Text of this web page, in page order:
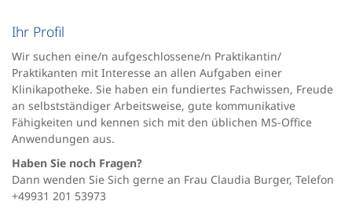
Ihr Profil
Wir suchen eine/n aufgeschlossene/n Praktikantin/
Praktikanten mit Interesse an allen Aufgaben einer
Klinikapotheke. Sie haben ein fundiertes Fachwissen, Freude
an selbstständiger Arbeitsweise, gute kommunikative
Fähigkeiten und kennen sich mit den üblichen MS-Office
Anwendungen aus.
Haben Sie noch Fragen?
Dann wenden Sie Sich gerne an Frau Claudia Burger, Telefon
+49931 201 53973